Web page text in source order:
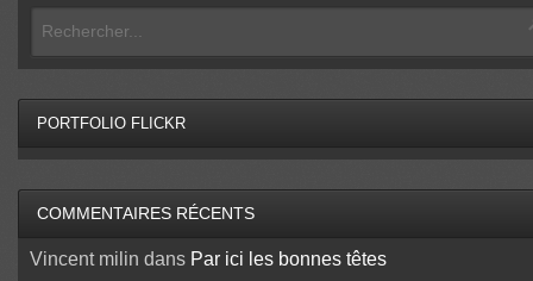
PORTFOLIO FLICKR
COMMENTAIRES RÉCENTS
Vincent milin dans Par ici les bonnes têtes